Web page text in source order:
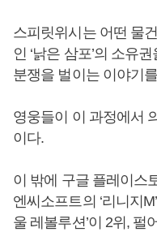
스피릿위시는 어떤 물
인 ‘낡은 삼포’의 소유
분쟁을 벌이는 이야기
영웅들이 이 과정에서
이다.
이 밖에 구글 플레이스
엔씨소프트의 ‘리니지
울 레볼루션’이 2위, 펄